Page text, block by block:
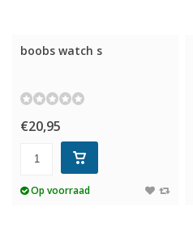
boobs watch s
€20,95
Op voorraad